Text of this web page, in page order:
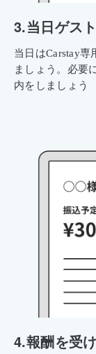
3.当日ゲス
当日はCarstay専
ましょう。必要
内をしましょう
4.報酬を受